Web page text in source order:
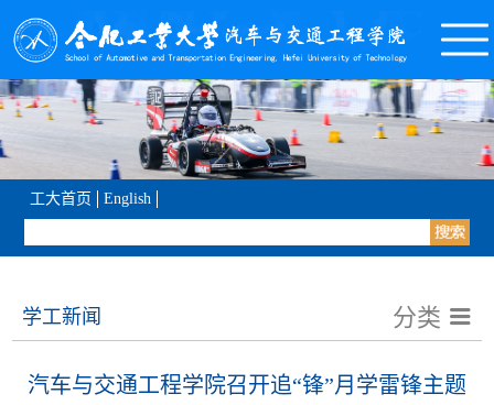
工大首页 English
学工新闻 分类
汽车与交通工程学院召开追“锋”月学雷锋主题